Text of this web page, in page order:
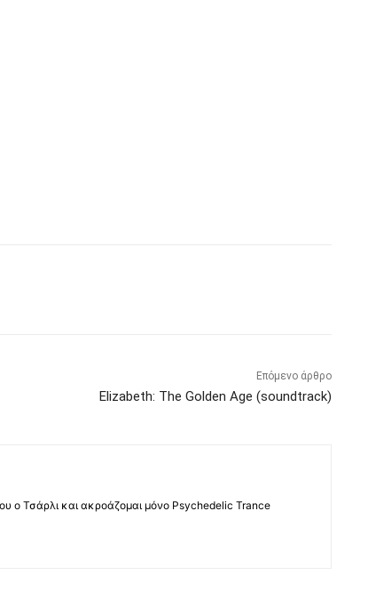
Επόμενο άρθρο
Elizabeth: The Golden Age (soundtrack)
ο Τσάρλι και ακροάζομαι μόνο Psychedelic Trance